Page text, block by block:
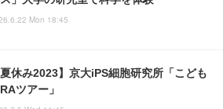
Mon 18:45
夏休み2023】京大iPS細胞研究所「こども
ツアー」